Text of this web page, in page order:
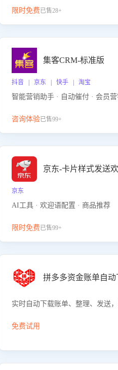
限时免费已售28+
集客CRM-标准版
抖音 | 京东 | 快手 | 淘宝
智能营销助手 · 自动催付 · 会员
咨询体验已售99+
京东
AI工具 · 欢迎语配置 · 商品推荐
限时免费已售99+
拼多多资金账单自动
实时自动下载账单、整理、发送
免费试用